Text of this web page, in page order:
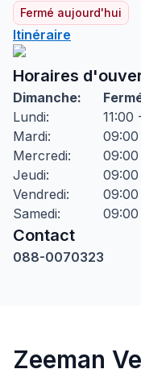
Fermé aujourd'hui
Itinéraire
Horaires
Dimanche:
Lundi:
11:00
Mardi:
09:00
Mercredi:
09:00
Jeudi:
09:00
Vendredi:
Samedi: 09:00
Contact
088-0070323
Zeeman